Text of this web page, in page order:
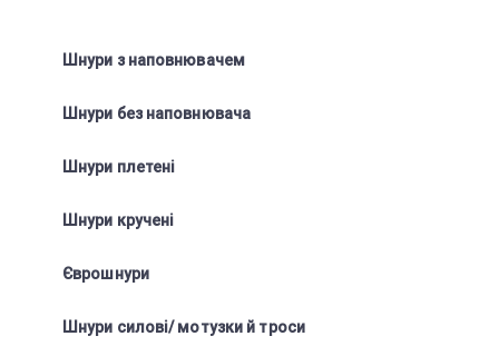
Шнури з наповнювачем
Шнури без наповнювача
Шнури плетені
Шнури кручені
Єврошнури
Шнури силові/ мотузки й троси